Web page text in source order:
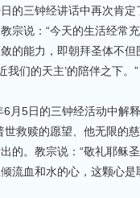
的三钟经讲话中再次肯
宗说：“今天的生活经常
的能力，即朝拜圣体不但
我们的天主’的陪伴之下。”
月5日的三钟经活动中解
世救赎的愿望、他无限的
的。教宗说：“敬礼耶稣
流血和水的心，这颗心